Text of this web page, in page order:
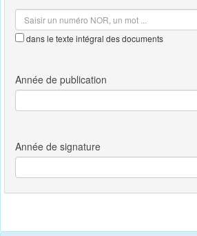
dans le texte intégral des documents